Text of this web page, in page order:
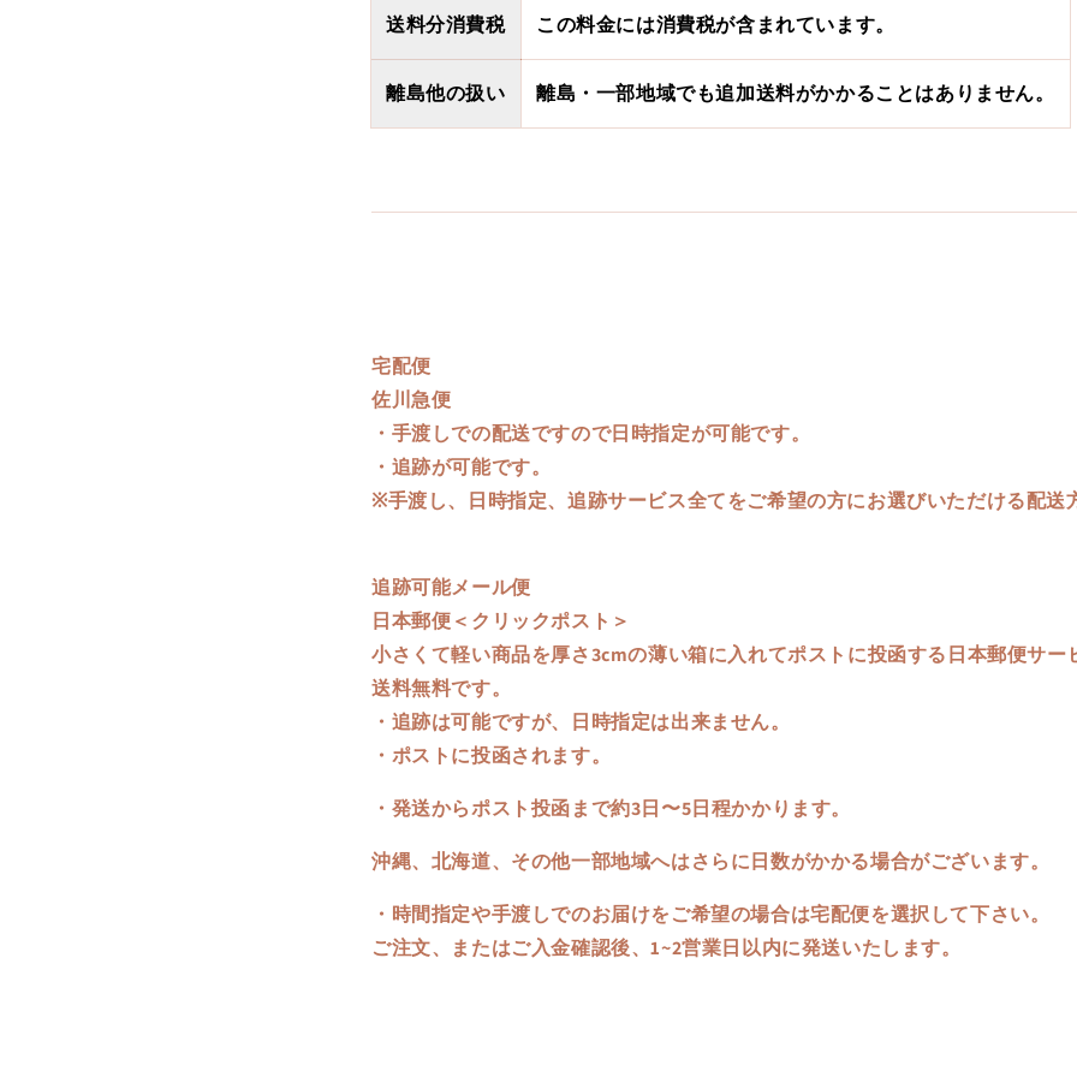
送料分消費税 この料金には消費税が含まれています。
離島他の扱い 離島・一部地域でも追加送料がかかることはありません。
宅配便
佐川急便
・手渡しでの配送ですので日時指定が可能です。
・追跡が可能です。
※手渡し、日時指定、追跡サービス全てをご希望の方にお選びいただける配送
追跡可能メール便
日本郵便＜クリックポスト＞
小さくて軽い商品を厚さ3cmの薄い箱に入れてポストに投函する日本郵便サー
送料無料です。
・追跡は可能ですが、日時指定は出来ません。
・ポストに投函されます。
・発送からポスト投函まで約3日〜5日程かかります。
沖縄、北海道、その他一部地域へはさらに日数がかかる場合がございます。
・時間指定や手渡しでのお届けをご希望の場合は宅配便を選択して下さい。
ご注文、またはご入金確認後、1~2営業日以内に発送いたします。